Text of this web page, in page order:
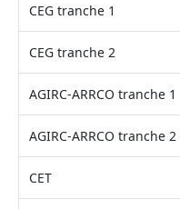
CEG tranche 1
CEG tranche 2
AGIRC-ARRCO tranche 1
AGIRC-ARRCO tranche 2
CET